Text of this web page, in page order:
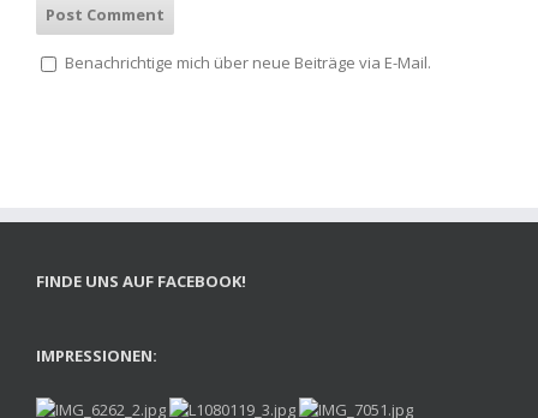
Benachrichtige mich über neue Beiträge via E-Mail.
FINDE UNS AUF FACEBOOK!
IMPRESSIONEN: